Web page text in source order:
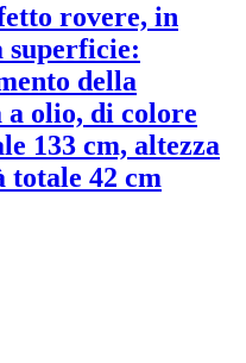
rovere, in
superficie:
della
olio, di colore
133 cm, altezza
totale 42 cm